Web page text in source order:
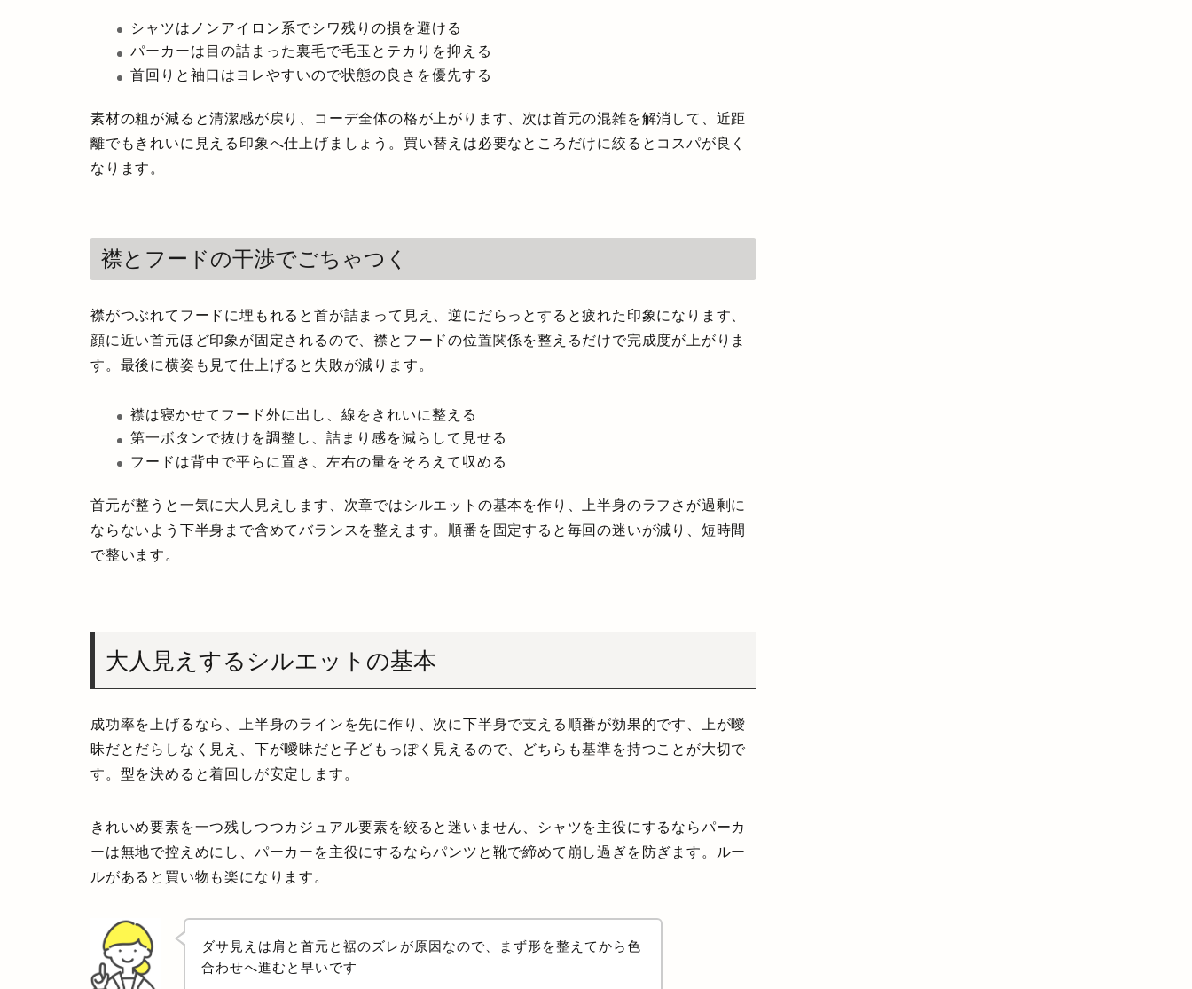
シャツはノンアイロン系でシワ残りの損を避ける
パーカーは目の詰まった裏毛で毛玉とテカりを抑える
首回りと袖口はヨレやすいので状態の良さを優先する
素材の粗が減ると清潔感が戻り、コーデ全体の格が上がります、次は首元の混雑を解消して、近距
離でもきれいに見える印象へ仕上げましょう。買い替えは必要なところだけに絞るとコスパが良く
なります。
襟とフードの干渉でごちゃつく
襟がつぶれてフードに埋もれると首が詰まって見え、逆にだらっとすると疲れた印象になります、
顔に近い首元ほど印象が固定されるので、襟とフードの位置関係を整えるだけで完成度が上がりま
す。最後に横姿も見て仕上げると失敗が減ります。
襟は寝かせてフード外に出し、線をきれいに整える
第一ボタンで抜けを調整し、詰まり感を減らして見せる
フードは背中で平らに置き、左右の量をそろえて収める
首元が整うと一気に大人見えします、次章ではシルエットの基本を作り、上半身のラフさが過剰に
ならないよう下半身まで含めてバランスを整えます。順番を固定すると毎回の迷いが減り、短時間
で整います。
大人見えするシルエットの基本
成功率を上げるなら、上半身のラインを先に作り、次に下半身で支える順番が効果的です、上が曖
昧だとだらしなく見え、下が曖昧だと子どもっぽく見えるので、どちらも基準を持つことが大切で
す。型を決めると着回しが安定します。
きれいめ要素を一つ残しつつカジュアル要素を絞ると迷いません、シャツを主役にするならパーカ
ーは無地で控えめにし、パーカーを主役にするならパンツと靴で締めて崩し過ぎを防ぎます。ルー
ルがあると買い物も楽になります。
ダサ見えは肩と首元と裾のズレが原因なので、まず形を整えてから色
合わせへ進むと早いです